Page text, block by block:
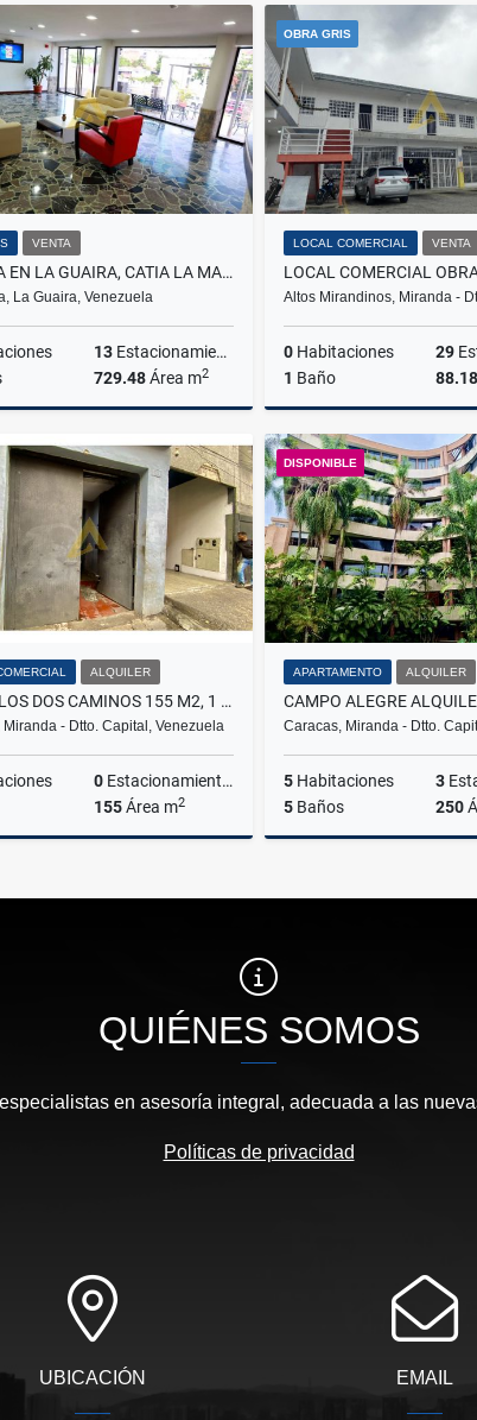
US$500
VENTA
POSADA EN LA GUAIRA, CATIA LA MAR, 729,48 M2 C. 6 HAB, 5 BAÑOS
La Guaira, Venezuela
13 Estacionamientos
729.48Área m2
Venta
US$350,000
OBRA GRIS
LOCAL COMERCIAL VENTA
Altos Mirandinos, Miranda -
0 Habitaciones 29
1 Baño 88.18
ALQUILER
LOCAL LOS DOS CAMINOS 155 M2, 1 BAÑO A PIE DE CALLE
- Dtto. Capital, Venezuela
0 Estacionamientos
155Área m2
US$1,600
DISPONIBLE
APARTAMENTO ALQUILER
Caracas, Miranda - Dtto.
5 Habitaciones 3
5 Baños 250
US$5,000
QUIÉNES SOMOS
en asesoría integral, adecuada a las
Políticas de privacidad
UBICACIÓN EMAIL